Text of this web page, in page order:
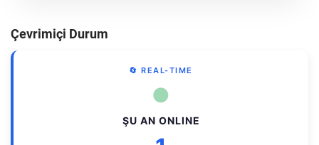
Çevrimiçi Durum
🔄 REAL-TIME
●
ŞU AN ONLINE